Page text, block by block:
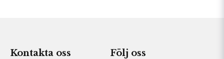
Kontakta oss Följ oss